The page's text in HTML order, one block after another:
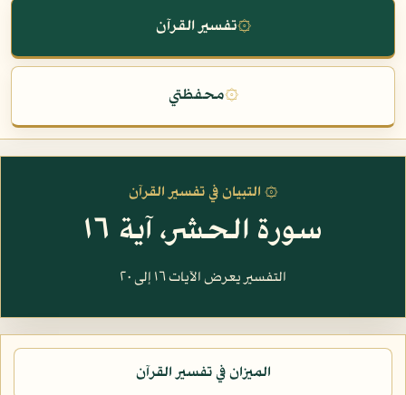
۞تفسير القرآن
۞محفظتي
۞ التبيان في تفسير القرآن
سورة الحشر، آية ١٦
التفسير يعرض الآيات ١٦ إلى ٢٠
الميزان في تفسير القرآن